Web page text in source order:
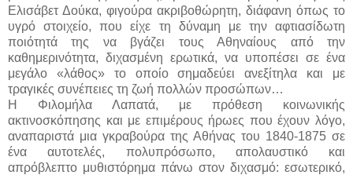
Ελισάβετ Δούκα, φιγούρα ακριβοθώρητη, διάφανη όπως το
υγρό στοιχείο, που είχε τη δύναμη με την αφτιασίδωτη
ποιότητά της να βγάζει τους Αθηναίους από την
καθημερινότητα, διχασμένη ερωτικά, να υποπέσει σε ένα
μεγάλο «λάθος» το οποίο σημαδεύει ανεξίτηλα και με
τραγικές συνέπειες τη ζωή πολλών προσώπων…
Η Φιλομήλα Λαπατά, με πρόθεση κοινωνικής
ακτινοσκόπησης και με επιμέρους ήρωες που έχουν λόγο,
αναπαριστά μια γκραβούρα της Αθήνας του 1840-1875 σε
ένα αυτοτελές, πολυπρόσωπο, απολαυστικό και
απρόβλεπτο μυθιστόρημα πάνω στον διχασμό: εσωτερικό,